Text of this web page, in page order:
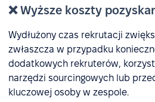
❌ Wyższe koszty
Wydłużony czas rekrutacji
zwłaszcza w przypadku
dodatkowych rekruterów,
narzędzi sourcingowych lub
kluczowej osoby w zespole.